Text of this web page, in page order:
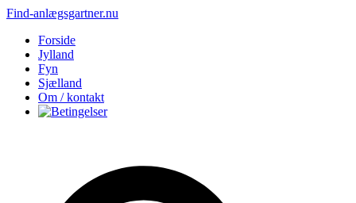
Find-anlægsgartner.nu
Forside
Jylland
Fyn
Sjælland
Om / kontakt